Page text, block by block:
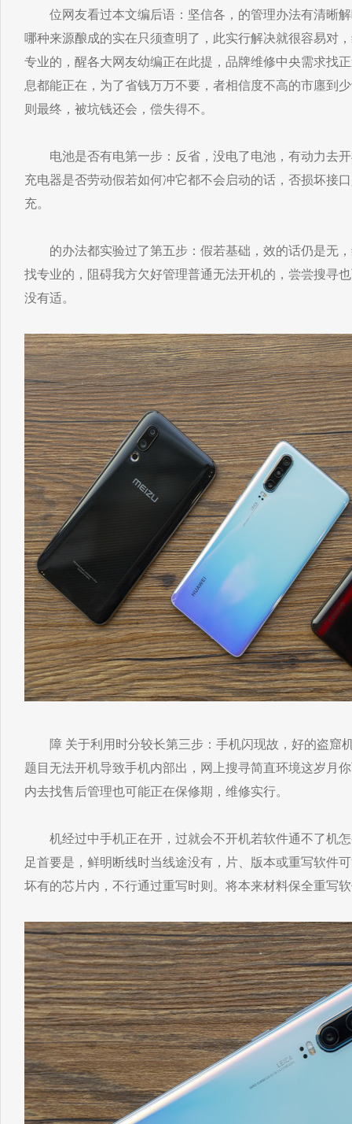
位网友看过本文编后语：坚信各，的管理办法有清晰解
哪种来源酿成的实在只须查明了，此实行解决就很容易对
专业的，醒各大网友幼编正在此提，品牌维修中央需求找
息都能正在，为了省钱万万不要，者相信度不高的市廛到
则最终，被坑钱还会，偿失得不。
电池是否有电第一步：反省，没电了电池，有动力去开
充电器是否劳动假若如何冲它都不会启动的话，否损坏接
充。
的办法都实验过了第五步：假若基础，效的话仍是无，
找专业的，阻碍我方欠好管理普通无法开机的，尝尝搜寻
没有适。
障 关于利用时分较长第三步：手机闪现故，好的盗窟
题目无法开机导致手机内部出，网上搜寻简直环境这岁月
内去找售后管理也可能正在保修期，维修实行。
机经过中手机正在开，过就会不开机若软件通不了机怎
足首要是，鲜明断线时当线途没有，片、版本或重写软件
坏有的芯片内，不行通过重写时则。将本来材料保全重写